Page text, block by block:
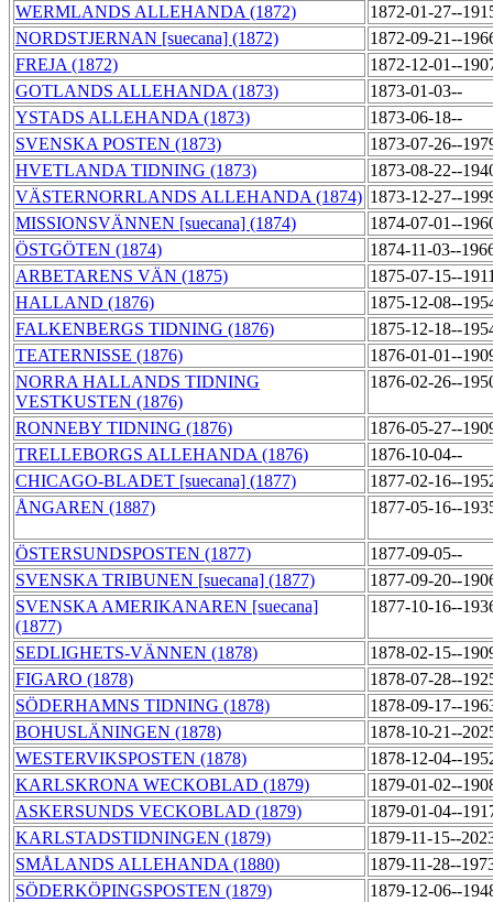
WERMLANDS ALLEHANDA (1872)
1872-01-27--
NORDSTJERNAN [suecana] (1872)
1872-09-21--
FREJA (1872)
1872-12-01--
GOTLANDS ALLEHANDA (1873)
1873-01-03--
YSTADS ALLEHANDA (1873)
1873-06-18--
SVENSKA POSTEN (1873)
1873-07-26--
HVETLANDA TIDNING (1873)
1873-08-22--
VÄSTERNORRLANDS ALLEHANDA (1874) 1873-12-27--
MISSIONSVÄNNEN [suecana] (1874)
1874-07-01--
ÖSTGÖTEN (1874)
1874-11-03--
ARBETARENS VÄN (1875)
1875-07-15--
HALLAND (1876)
1875-12-08--
FALKENBERGS TIDNING (1876)
1875-12-18--
TEATERNISSE (1876)
1876-01-01--
NORRA HALLANDS TIDNING
VESTKUSTEN (1876)
1876-02-26--
RONNEBY TIDNING (1876)
1876-05-27--
TRELLEBORGS ALLEHANDA (1876)
1876-10-04--
CHICAGO-BLADET [suecana] (1877)
1877-02-16--
ÅNGAREN (1887)
1877-05-16--
ÖSTERSUNDSPOSTEN (1877)
1877-09-05--
SVENSKA TRIBUNEN [suecana] (1877)
1877-09-20--
SVENSKA AMERIKANAREN [suecana]
(1877)
1877-10-16--
SEDLIGHETS-VÄNNEN (1878)
1878-02-15--
FIGARO (1878)
1878-07-28--
SÖDERHAMNS TIDNING (1878)
1878-09-17--
BOHUSLÄNINGEN (1878)
1878-10-21--
WESTERVIKSPOSTEN (1878)
1878-12-04--
KARLSKRONA WECKOBLAD (1879)
1879-01-02--
ASKERSUNDS VECKOBLAD (1879)
1879-01-04--
KARLSTADSTIDNINGEN (1879)
1879-11-15--
SMÅLANDS ALLEHANDA (1880)
1879-11-28--
SÖDERKÖPINGSPOSTEN (1879)
1879-12-06--